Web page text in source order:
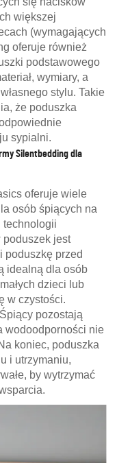
większej
(wymagających
oferuje również
podstawowego
wymiary, a
stylu. Takie
że ​​poduszka
sypialni.
Silentbedding dla
oferuje wiele
osób śpiących na
technologii
jest
poduszkę przed
idealną dla osób
dzieci lub
w czystości.
pozostają
wodoodporności nie
koniec, poduszka
i utrzymaniu,
by wytrzymać